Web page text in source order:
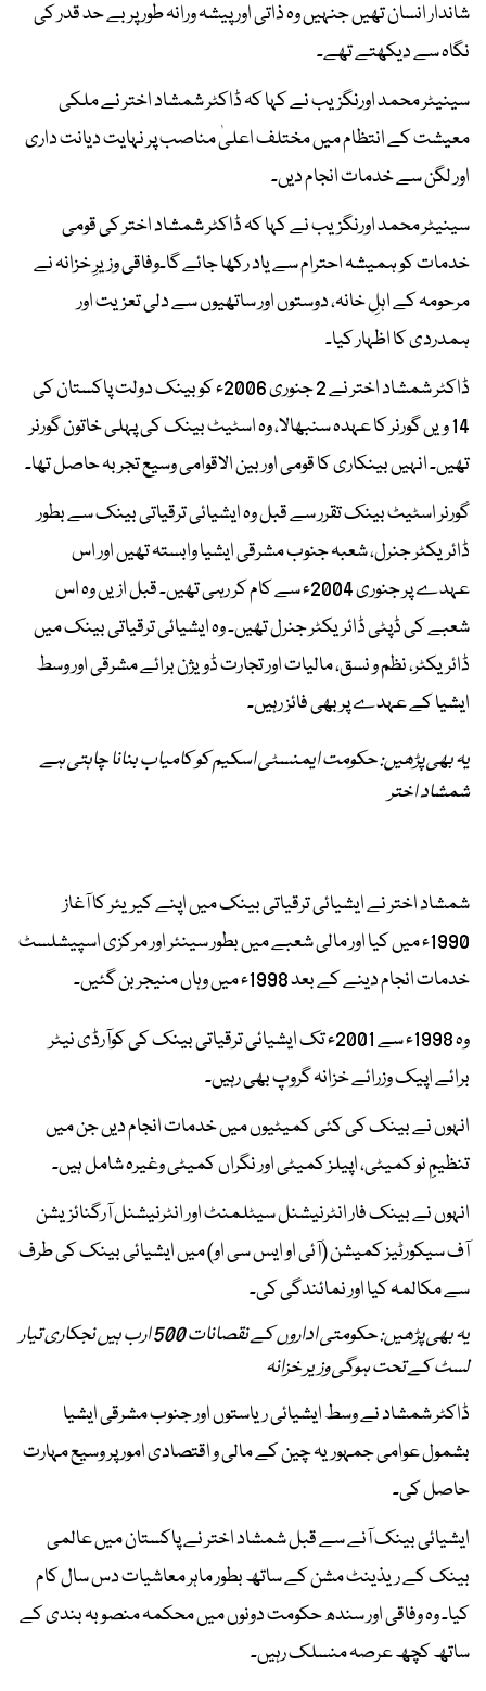
شاندار انسان تھیں جنہیں وہ ذاتی اور پیشہ ورانہ طور پر بے حد قدر کی
نگاہ سے دیکھتے تھے۔
سینیٹر محمد اورنگزیب نے کہا کہ ڈاکٹر شمشاد اختر نے ملکی
معیشت کے انتظام میں مختلف اعلیٰ مناصب پر نہایت دیانت داری
اور لگن سے خدمات انجام دیں۔
سینیٹر محمد اورنگزیب نے کہا کہ ڈاکٹر شمشاد اختر کی قومی
خدمات کو ہمیشہ احترام سے یاد رکھا جائے گا۔وفاقی وزیرِ خزانہ نے
مرحومہ کے اہلِ خانہ، دوستوں اور ساتھیوں سے دلی تعزیت اور
ہمدردی کا اظہار کیا۔
ڈاکٹر شمشاد اختر نے 2 جنوری 2006ء کو بینک دولت پاکستان کی
14 ویں گورنر کا عہدہ سنبھالا، وہ اسٹیٹ بینک کی پہلی خاتون گورنر
تھیں۔ انہیں بینکاری کا قومی اور بین الاقوامی وسیع تجربہ حاصل تھا۔
گورنر اسٹیٹ بینک تقرر سے قبل وہ ایشیائی ترقیاتی بینک سے بطور
ڈائریکٹر جنرل، شعبہ جنوب مشرقی ایشیا وابستہ تھیں اور اس
عہدے پر جنوری 2004ء سے کام کر رہی تھیں۔ قبل ازیں وہ اس
شعبے کی ڈپٹی ڈائریکٹر جنرل تھیں۔ وہ ایشیائی ترقیاتی بینک میں
ڈائریکٹر، نظم و نسق، مالیات اور تجارت ڈویژن برائے مشرقی اور وسط
ایشیا کے عہدے پر بھی فائز رہیں۔
یہ بھی پڑھیں: حکومت ایمنسٹی اسکیم کو کامیاب بنانا چاہتی ہے
شمشاد اختر
شمشاد اختر نے ایشیائی ترقیاتی بینک میں اپنے کیریئر کا آغاز
1990ء میں کیا اور مالی شعبے میں بطور سینئر اور مرکزی اسپیشلسٹ
خدمات انجام دینے کے بعد 1998ء میں وہاں منیجر بن گئیں۔
وہ 1998ء سے 2001ء تک ایشیائی ترقیاتی بینک کی کوآرڈی نیٹر
برائے اپیک وزرائے خزانہ گروپ بھی رہیں۔
انہوں نے بینک کی کئی کمیٹیوں میں خدمات انجام دیں جن میں
تنظیمِ نو کمیٹی، اپیلز کمیٹی اور نگراں کمیٹی وغیرہ شامل ہیں۔
انہوں نے بینک فار انٹرنیشنل سیٹلمنٹ اور انٹرنیشنل آرگنائزیشن
آف سیکورٹیز کمیشن (آئی او ایس سی او) میں ایشیائی بینک کی طرف
سے مکالمہ کیا اور نمائندگی کی۔
یہ بھی پڑھیں: حکومتی اداروں کے نقصانات 500 ارب ہیں نجکاری تیار
لسٹ کے تحت ہوگی وزیر خزانہ
ڈاکٹر شمشاد نے وسط ایشیائی ریاستوں اور جنوب مشرقی ایشیا
بشمول عوامی جمہوریہ چین کے مالی و اقتصادی امور پر وسیع مہارت
حاصل کی۔
ایشیائی بینک آنے سے قبل شمشاد اختر نے پاکستان میں عالمی
بینک کے ریذینٹ مشن کے ساتھ بطور ماہر معاشیات دس سال کام
کیا۔ وہ وفاقی اور سندھ حکومت دونوں میں محکمہ منصوبہ بندی کے
ساتھ کچھ عرصہ منسلک رہیں۔